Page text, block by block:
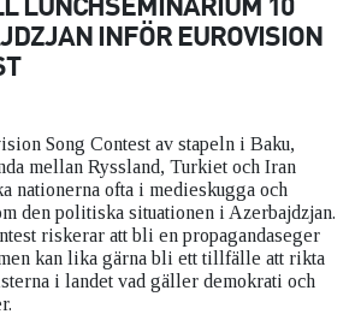
INFÖR EUROVISION
Song Contest av stapeln i Baku,
mellan Ryssland, Turkiet och Iran
nationerna ofta i medieskugga och
den politiska situationen i Azerbajdzjan.
riskerar att bli en propagandaseger
kan lika gärna bli ett tillfälle att rikta
i landet vad gäller demokrati och